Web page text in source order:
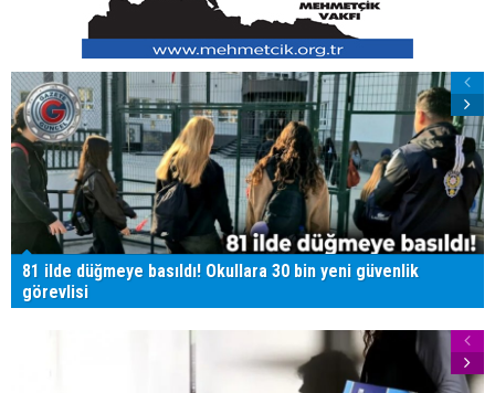
81 ilde düğmeye basıldı! Okullara 30 bin yeni güvenlik
görevlisi